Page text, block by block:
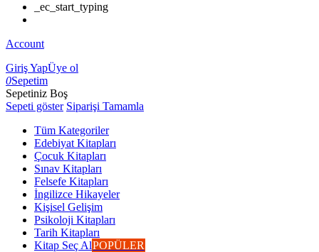
_ec_start_typing
Account
Giriş YapÜye ol
0Sepetim
Sepetiniz Boş
Sepeti göster Siparişi Tamamla
Tüm Kategoriler
Edebiyat Kitapları
Çocuk Kitapları
Sınav Kitapları
Felsefe Kitapları
İngilizce Hikayeler
Kişisel Gelişim
Psikoloji Kitapları
Tarih Kitapları
Kitap Seç AlPOPÜLER